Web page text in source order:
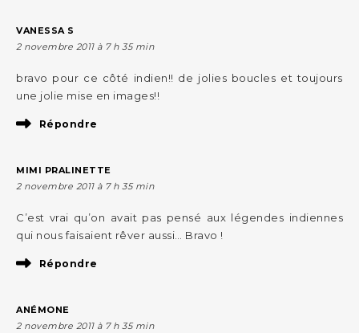
VANESSA S
2 novembre 2011 à 7 h 35 min
bravo pour ce côté indien!! de jolies boucles et toujours
une jolie mise en images!!
Répondre
MIMI PRALINETTE
2 novembre 2011 à 7 h 35 min
C’est vrai qu’on avait pas pensé aux légendes indiennes
qui nous faisaient rêver aussi… Bravo !
Répondre
ANÉMONE
2 novembre 2011 à 7 h 35 min